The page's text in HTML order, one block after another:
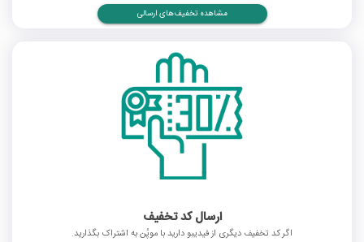
مشاهده تخفیف‌های ارسالی
ارسال کد تخفیف
اگر کد تخفیف دیگری از فیدیبو دارید با موپُن به اشتراک بگذارید.